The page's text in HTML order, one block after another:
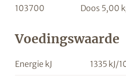
103700
Doos 5,00
Voedingswaarde
Energie kJ 1335 kJ/